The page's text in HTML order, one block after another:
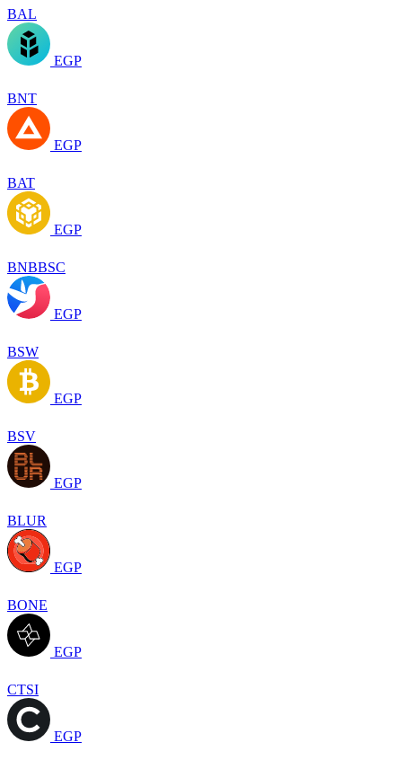
BAL
EGP
BNT
EGP
BAT
EGP
BNBBSC
EGP
BSW
EGP
BSV
EGP
BLUR
EGP
BONE
EGP
CTSI
EGP